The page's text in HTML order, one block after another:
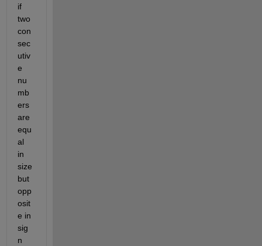
if
two
con
sec
utiv
e
nu
mb
ers
are
equ
al
in
size
but
opp
osit
e in
sig
n